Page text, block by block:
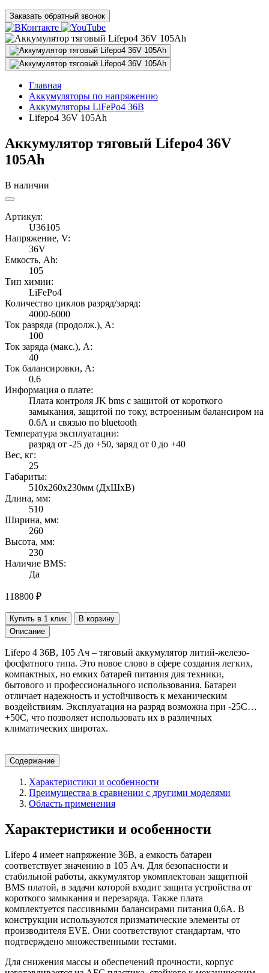
Заказать обратный звонок
Главная
Аккумуляторы по напряжению
Аккумуляторы LiFePo4 36В
Lifepo4 36V 105Ah
Аккумулятор тяговый Lifepo4 36V
105Ah
В наличии
Артикул:
U36105
Напряжение, V:
36V
Емкость, Ah:
105
Тип химии:
LiFePo4
Количество циклов разряд/заряд:
4000-6000
Ток разряда (продолж.), А:
100
Ток заряда (макс.), А:
40
Ток балансировки, А:
0.6
Информация о плате:
Плата контроля JK bms с защитой от короткого
замыкания, защитой по току, встроенным балансиром на
0.6А и связью по bluetooth
Температура эксплуатации:
разряд от -25 до +50, заряд от 0 до +40
Вес, кг:
25
Габариты:
510х260х230мм (ДхШхВ)
Длина, мм:
510
Ширина, мм:
260
Высота, мм:
230
Наличие BMS:
Да
118800 ₽
Купить в 1 клик
В корзину
Описание
Lifepo 4 36В, 105 Ач – тяговый аккумулятор литий-железо-
фосфатного типа. Это новое слово в сфере создания легких,
компактных, но емких батарей питания для техники,
бытового и профессионального использования. Батареи
отличает надежность и устойчивость к механическим
воздействиям. Эксплуатация на разряд возможна при -25С…
+50С, что позволяет использовать их в различных
климатических широтах.
Содержание
Характеристики и особенности
Преимущества в сравнении с другими моделями
Область применения
Характеристики и особенности
Lifepo 4 имеет напряжение 36В, а емкость батареи
соответствует значению в 105 Ач. Для безопасности и
стабильной работы, аккумулятор укомплектован защитной
BMS платой, в задачи которой входит защита устройства от
короткого замыкания и перезаряда. Также плата
комплектуется пассивными балансирами питания 0,6А. В
конструкции используются призматические элементы от
производителя EVE. Они соответствуют стандартам, что
подтверждено множественными тестами.
Для снижения массы и обеспечений прочности, корпус